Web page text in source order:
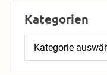
Kategorien
Kategorien